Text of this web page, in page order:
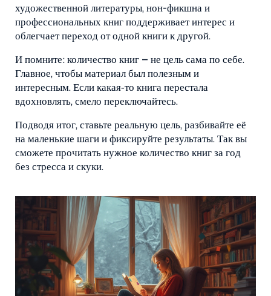
художественной литературы, нон-фикшна и
профессиональных книг поддерживает интерес и
облегчает переход от одной книги к другой.
И помните: количество книг – не цель сама по себе.
Главное, чтобы материал был полезным и
интересным. Если какая‑то книга перестала
вдохновлять, смело переключайтесь.
Подводя итог, ставьте реальную цель, разбивайте её
на маленькие шаги и фиксируйте результаты. Так вы
сможете прочитать нужное количество книг за год
без стресса и скуки.